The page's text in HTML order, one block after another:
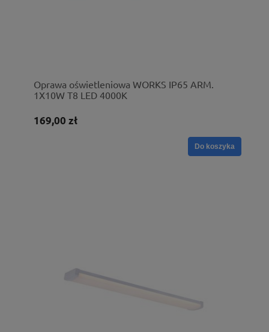
Oprawa oświetleniowa WORKS IP65 ARM.
1X10W T8 LED 4000K
169,00 zł
Do koszyka